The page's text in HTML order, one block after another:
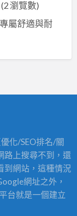
(2 瀏覽數)
屬舒適與耐
化/SEO排名/關
路上搜尋不到，還
到網站，這種情況
網址之外，
台就是一個建立